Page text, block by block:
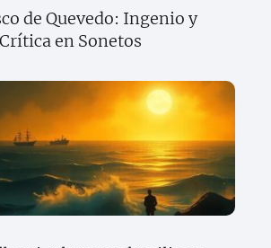
de Quevedo: Ingenio y
Crítica en Sonetos